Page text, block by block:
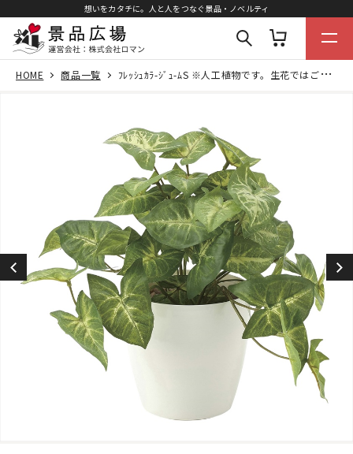
想いをカタチに。人と人をつなぐ景品・ノベルティ
HOME 商品一覧 ﾌﾚｯｼｭｶﾗ-ｼﾞｭ-ﾑS ※人工植物です。生花ではございません。